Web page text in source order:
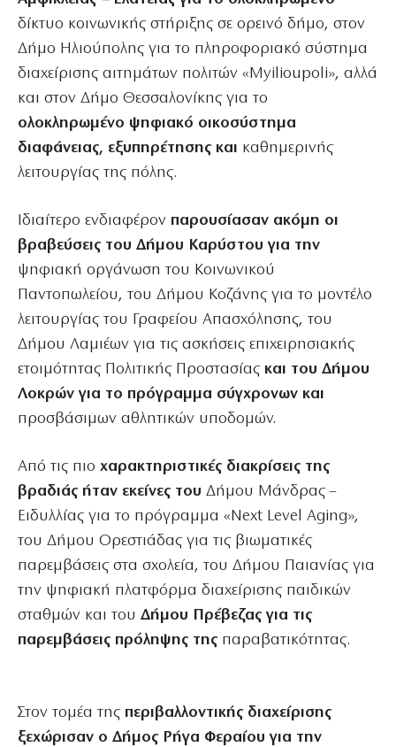
δίκτυο κοινωνικής στήριξης σε ορεινό δήμο, στον
Δήμο Ηλιούπολης για το πληροφοριακό σύστημα
διαχείρισης αιτημάτων πολιτών «Myilioupoli», αλλά
και στον Δήμο Θεσσαλονίκης για το
ολοκληρωμένο ψηφιακό οικοσύστημα
διαφάνειας, εξυπηρέτησης και καθημερινής
λειτουργίας της πόλης.
Ιδιαίτερο ενδιαφέρον παρουσίασαν ακόμη οι
βραβεύσεις του Δήμου Καρύστου για την
ψηφιακή οργάνωση του Κοινωνικού
Παντοπωλείου, του Δήμου Κοζάνης για το μοντέλο
λειτουργίας του Γραφείου Απασχόλησης, του
Δήμου Λαμιέων για τις ασκήσεις επιχειρησιακής
ετοιμότητας Πολιτικής Προστασίαςκαι του Δήμου
Λοκρών για το πρόγραμμα σύγχρονων και
προσβάσιμων αθλητικών υποδομών.
Από τις πιο χαρακτηριστικές διακρίσεις της
βραδιάς ήταν εκείνες του Δήμου Μάνδρας –
Ειδυλλίας για το πρόγραμμα «Next Level Aging»,
του Δήμου Ορεστιάδας για τις βιωματικές
παρεμβάσεις στα σχολεία, του Δήμου Παιανίας για
την ψηφιακή πλατφόρμα διαχείρισης παιδικών
σταθμών και του Δήμου Πρέβεζας για τις
παρεμβάσεις πρόληψης της παραβατικότητας.
Στον τομέα της περιβαλλοντικής διαχείρισης
ξεχώρισαν ο Δήμος Ρήγα Φεραίου για την